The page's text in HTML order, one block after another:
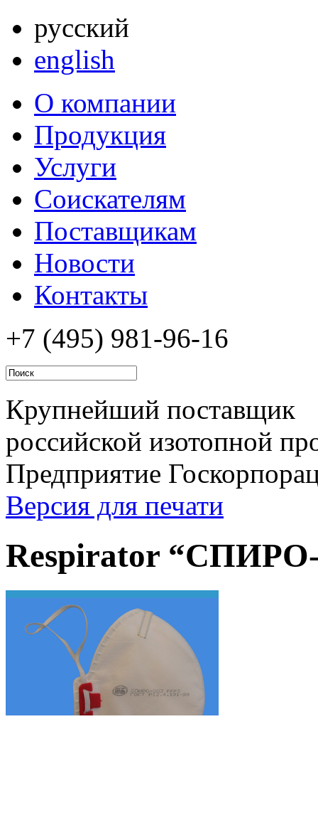
русский
english
О компании
Продукция
Услуги
Соискателям
Поставщикам
Новости
Контакты
+7 (495) 981-96-16
Крупнейший поставщик
российской изотопной
Предприятие
Версия для печати
Respirator “СПИРО-